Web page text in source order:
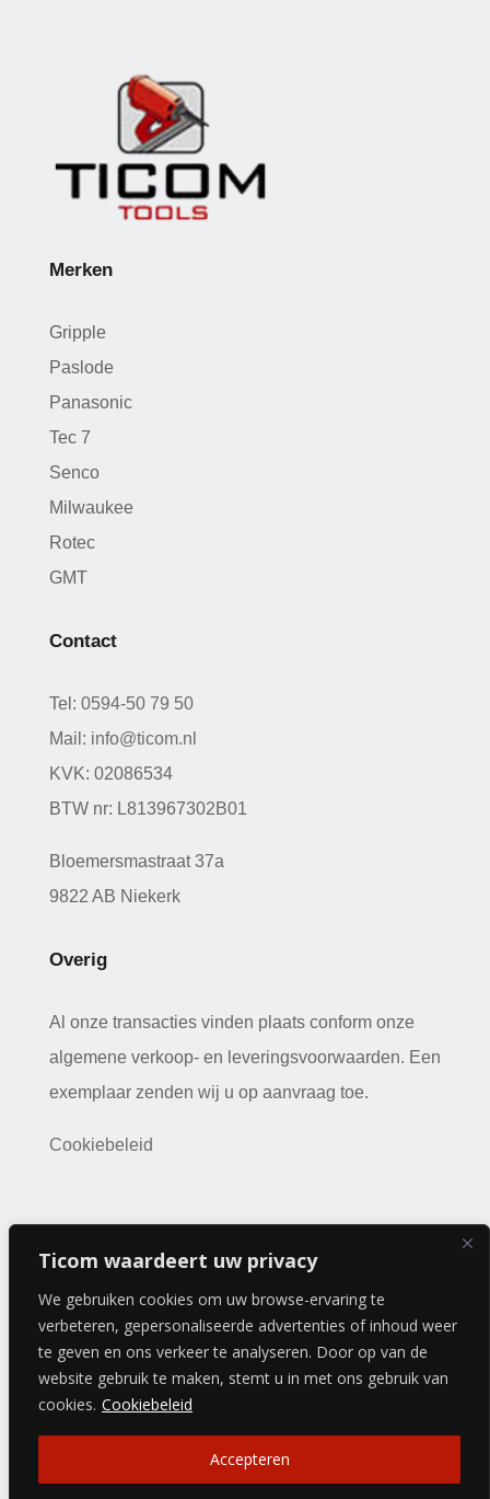
Ticom waardeert uw privacy
We gebruiken cookies om uw browse-ervaring te
verbeteren, gepersonaliseerde advertenties of inhoud weer
te geven en ons verkeer te analyseren. Door op van de
website gebruik te maken, stemt u in met ons gebruik van
cookies. Cookiebeleid
Accepteren
Merken
Gripple
Paslode
Panasonic
Tec 7
Senco
Milwaukee
Rotec
GMT
Contact
Tel: 0594-50 79 50
Mail: info@ticom.nl
KVK: 02086534
BTW nr: L813967302B01
Bloemersmastraat 37a
9822 AB Niekerk
Overig
Al onze transacties vinden plaats conform onze
algemene verkoop- en leveringsvoorwaarden. Een
exemplaar zenden wij u op aanvraag toe.
Cookiebeleid
Sitemap